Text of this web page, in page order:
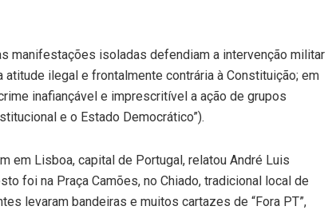
manifestações isoladas defendiam a intervenção militar
ilegal e frontalmente contrária à Constituição; em
inafiançável e imprescritível a ação de grupos
e o Estado Democrático”).
em Lisboa, capital de Portugal, relatou André Luis
foi na Praça Camões, no Chiado, tradicional local de
levaram bandeiras e muitos cartazes de “Fora PT”,